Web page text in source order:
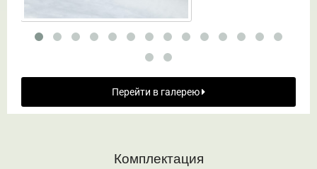
Перейти в галерею
Комплектация